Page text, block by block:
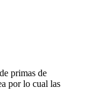
primas de
por lo cual las